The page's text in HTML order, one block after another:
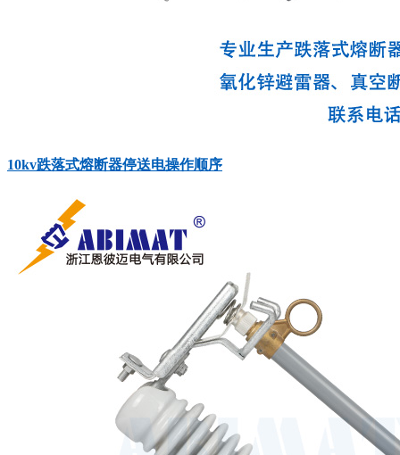
10kv跌落式熔断器停送电操作顺序